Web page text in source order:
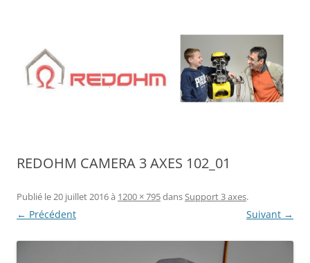
REDOHM CAMERA 3 AXES 102_01
Publié le 20 juillet 2016à 1200 × 795dans Support 3 axes.
← Précédent Suivant →